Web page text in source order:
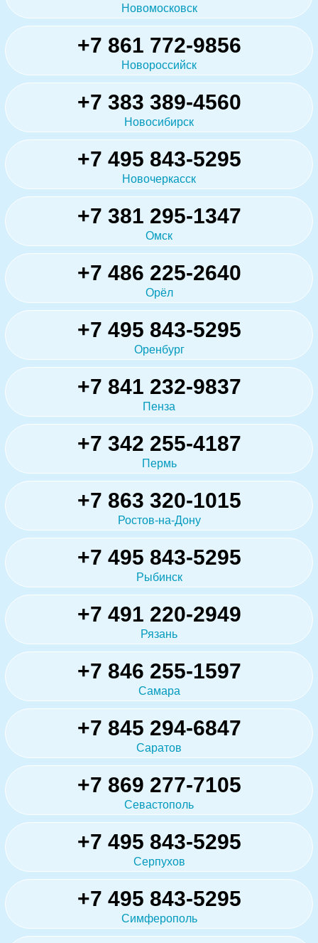
Новомосковск
+7 861 772-9856
Новороссийск
+7 383 389-4560
Новосибирск
+7 495 843-5295
Новочеркасск
+7 381 295-1347
Омск
+7 486 225-2640
Орёл
+7 495 843-5295
Оренбург
+7 841 232-9837
Пенза
+7 342 255-4187
Пермь
+7 863 320-1015
Ростов-на-Дону
+7 495 843-5295
Рыбинск
+7 491 220-2949
Рязань
+7 846 255-1597
Самара
+7 845 294-6847
Саратов
+7 869 277-7105
Севастополь
+7 495 843-5295
Серпухов
+7 495 843-5295
Симферополь